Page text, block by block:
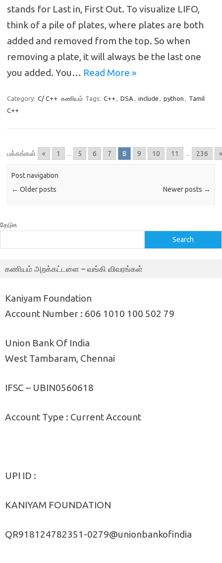
stands for Last in, First Out. To visualize LIFO,
think of a pile of plates, where plates are both
added and removed from the top. So when
removing a plate, it will always be the last one
you added. You… Read More »
Category: C/ C++ கணியம் Tags: C++ , DSA , include , python , Tamil
C++
பக்கங்கள் « 1 ... 5 6 7 8 9 10 11 ... 236 »
Post navigation
← Older posts Newer posts →
தேடுக
Search
கணியம் அறக்கட்டளை – வங்கி விவரங்கள்
Kaniyam Foundation
Account Number : 606 1010 100 502 79
Union Bank Of India
West Tambaram, Chennai
IFSC – UBIN0560618
Account Type : Current Account
UPI ID :
KANIYAM FOUNDATION
QR918124782351-0279@unionbankofindia